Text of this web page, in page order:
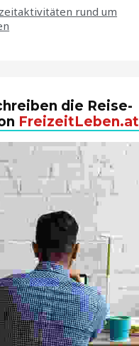
rund um
die Reise-
FreizeitLeben.at